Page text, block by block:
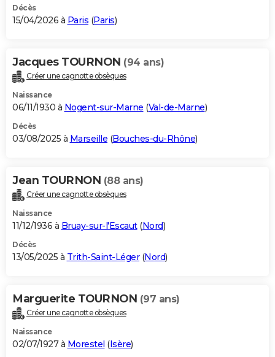
BONS PLANS
Carte de Noël
Carte Bonne année
Carte Saint-Valentin
Carte Pâques
Carte d'anniversaire
DICTIONNAIRE
Dictionnaire
Biographies
Citations
Expressions
Proverbes
PROGRAMME TV
S'inscrire
Se connecter
Lycées
Collèges
Primaires
Universités
Entreprises
Service militaire
Avis de recherche
AVIS DE DÉCÈS
Bricolage
Lifestyle
Culture
Sport
Auto
Television
Voyage
Cinema
Décès
15/04/2026 à Paris (Paris)
Jacques TOURNON (94 ans)
Créer une cagnotte obsèques
Naissance
06/11/1930 à Nogent-sur-Marne (Val-de-Marne)
Décès
03/08/2025 à Marseille (Bouches-du-Rhône)
Jean TOURNON (88 ans)
Créer une cagnotte obsèques
Naissance
11/12/1936 à Bruay-sur-l'Escaut(Nord)
Décès
13/05/2025 à Trith-Saint-Léger(Nord)
Marguerite TOURNON (97 ans)
Créer une cagnotte obsèques
Naissance
02/07/1927 à Morestel (Isère)